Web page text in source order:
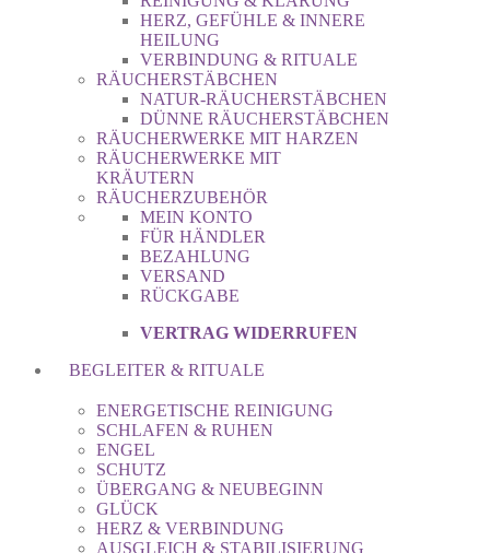
HERZ, GEFÜHLE & INNERE
HEILUNG
VERBINDUNG & RITUALE
RÄUCHERSTÄBCHEN
NATUR-RÄUCHERSTÄBCHEN
DÜNNE RÄUCHERSTÄBCHEN
RÄUCHERWERKE MIT HARZEN
RÄUCHERWERKE MIT
KRÄUTERN
RÄUCHERZUBEHÖR
MEIN KONTO
FÜR HÄNDLER
BEZAHLUNG
VERSAND
RÜCKGABE
VERTRAG WIDERRUFEN
BEGLEITER & RITUALE
ENERGETISCHE REINIGUNG
SCHLAFEN & RUHEN
ENGEL
SCHUTZ
ÜBERGANG & NEUBEGINN
GLÜCK
HERZ & VERBINDUNG
AUSGLEICH & STABILISIERUNG